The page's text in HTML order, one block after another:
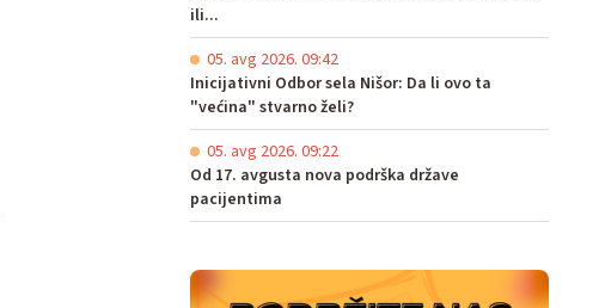
ili...
05. avg 2026. 09:42
Inicijativni Odbor sela Nišor: Da li ovo ta
"većina" stvarno želi?
05. avg 2026. 09:22
Od 17. avgusta nova podrška države
pacijentima